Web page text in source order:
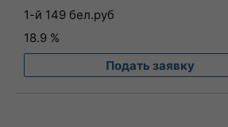
1-й 149 бел.руб
18.9 %
Подать заявку